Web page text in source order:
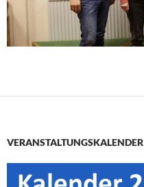
VERANSTALTUNGSKALENDER